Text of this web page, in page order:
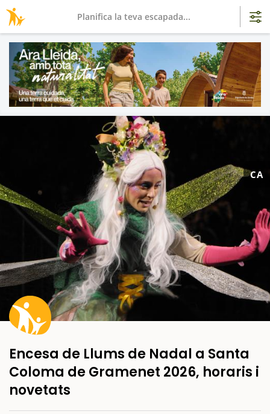
CA
Encesa de Llums de Nadal a Santa
Coloma de Gramenet 2026, horaris i
novetats
Planifica la teva escapada...